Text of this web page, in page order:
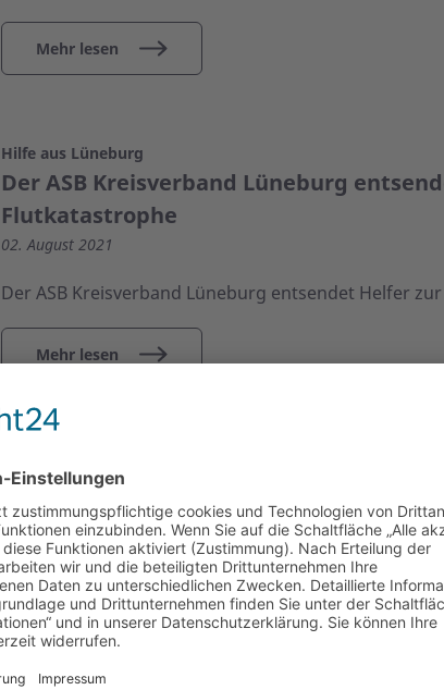
Mehr lesen
Hilfe aus Lüneburg
Der ASB Kreisverband Lüneburg
Flutkatastrophe
02. August 2021
Der ASB Kreisverband Lüneburg entsendet Helfer
Mehr lesen
Stellenangebot
Wir suchen einen Mitarbeiter mit
24. Juni 2021
Der ASB Kreisverband Lüneburg sucht zum
für seinen Sondermietwagen.